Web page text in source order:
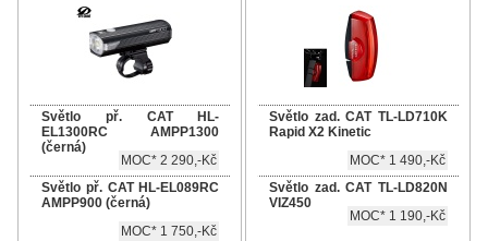
Světlo př. CAT HL-
EL1300RC AMPP1300
(černá)
MOC* 2 290,-Kč
Světlo př. CAT HL-EL089RC
AMPP900 (černá)
MOC* 1 750,-Kč
Světlo zad. CAT TL-LD710K
Rapid X2 Kinetic
MOC* 1 490,-Kč
Světlo zad. CAT TL-LD820N
VIZ450
MOC* 1 190,-Kč